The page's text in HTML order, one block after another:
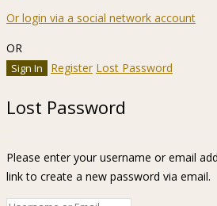
Or login via a social network account
OR
Register Lost Password
Lost Password
Please enter your username or email
link to create a new password via email.